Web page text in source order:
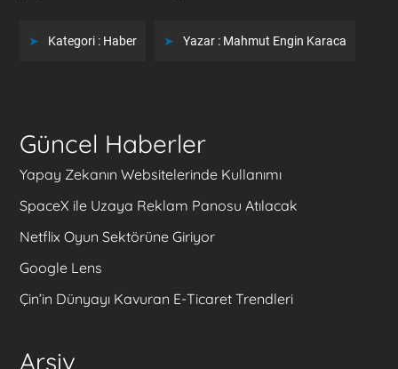
Kategori : Haber Yazar : Mahmut Engin Karaca
Güncel Haberler
Yapay Zekanın Websitelerinde Kullanımı
SpaceX ile Uzaya Reklam Panosu Atılacak
Netflix Oyun Sektörüne Giriyor
Google Lens
Çin’in Dünyayı Kavuran E-Ticaret Trendleri
Arşiv